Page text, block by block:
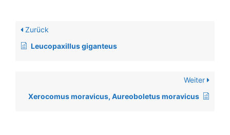
Zurück
Leucopaxillus giganteus
Weiter
Xerocomus moravicus, Aureoboletus moravicus